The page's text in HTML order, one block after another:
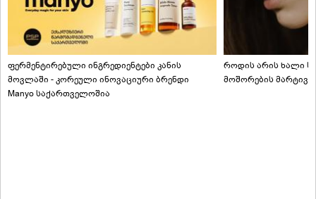
ფერმენტირებული ინგრედიენტები კანის
მოვლაში - კორეული ინოვაციური ბრენდი
Manyo საქართველოშია
როდის არის ხალი
მოშორების